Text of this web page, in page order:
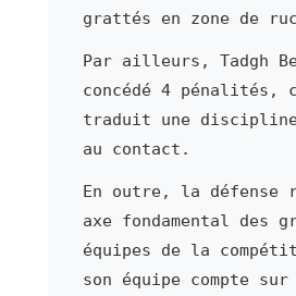
grattés en zone de
Par ailleurs, Tadgh
concédé 4 pénalités,
traduit une
au contact.
En outre, la défense
axe fondamental des
équipes de la
son équipe compte sur